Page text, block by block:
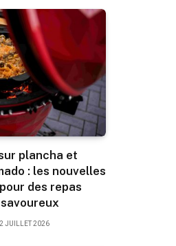
plancha et
: les nouvelles
des repas
JUILLET 2026